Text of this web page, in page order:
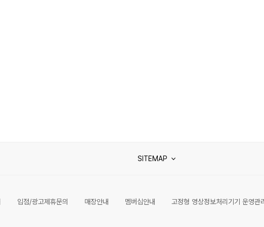
SITEMAP
입점/광고제휴문의 매장안내 멤버십안내 고정형 영상정보처리기기 운영관